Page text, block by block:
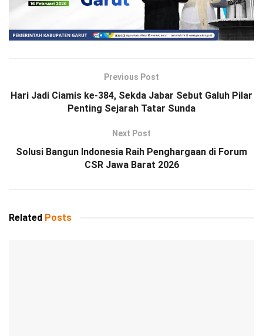
Previous Post
Hari Jadi Ciamis ke-384, Sekda Jabar Sebut Galuh Pilar
Penting Sejarah Tatar Sunda
Next Post
Solusi Bangun Indonesia Raih Penghargaan di Forum
CSR Jawa Barat 2026
Related Posts